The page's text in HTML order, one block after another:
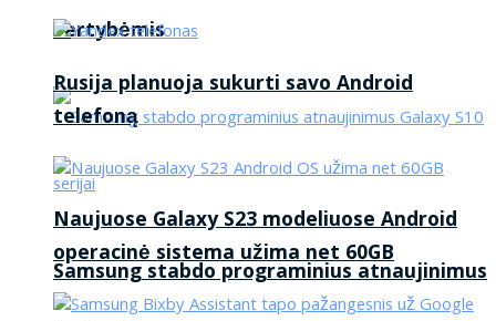
vertybėmis
Samsung stabdo programinius atnaujinimus
Rusija planuoja sukurti savo Android
telefoną
Naujuose Galaxy S23 modeliuose Android
operacinė sistema užima net 60GB